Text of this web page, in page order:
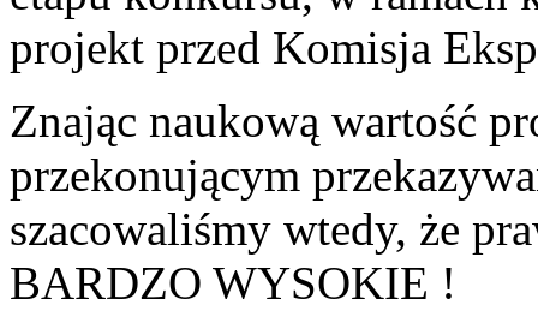
projekt przed Komisja
Znając naukową wartość
przekonującym
szacowaliśmy wtedy, że
BARDZO WYSOKIE !